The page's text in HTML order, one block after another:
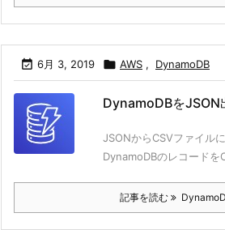
 6月 3, 2019  AWS , DynamoDB
DynamoDBをJSON
JSONからCSVファイル
DynamoDBのレコードを
記事を読む